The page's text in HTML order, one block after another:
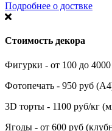
Подробнее о доствке
Стоимость декора
Фигурки - от 100 до
Фотопечать - 950 руб
3D торты - 1100 руб/кг
Ягоды - от 600 руб